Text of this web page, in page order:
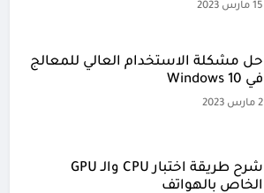
15 مارس 2023
حل مشكلة الاستخدام العالي للمعالج
في Windows 10
2 مارس 2023
شرح طريقة اختبار CPU والـ GPU
الخاص بالهواتف